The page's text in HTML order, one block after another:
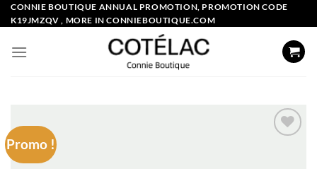
Skip
to
CONNIE BOUTIQUE ANNUAL PROMOTION, PROMOTION CODE
K19JMZQV , MORE IN CONNIEBOUTIQUE.COM
Promo !